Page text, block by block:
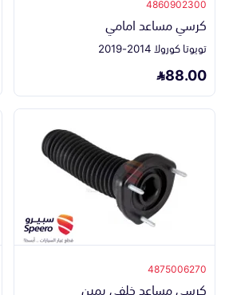
كرسي مساعد امامي
تويوتا كورولا 2014-2019
88.00
4875006270
كرسي مساعد خلفي يمين